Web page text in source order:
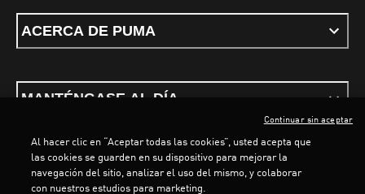
ACERCA DE PUMA
MANTÉNGASE AL DÍA
Términos y CondicionesPolítica de privacidad
Al hacer clic en “Aceptar todas las cookies”, usted acepta que
las cookies se guarden en su dispositivo para mejorar la
navegación del sitio, analizar el uso del mismo, y colaborar
con nuestros estudios para marketing.
Continuar sin aceptar